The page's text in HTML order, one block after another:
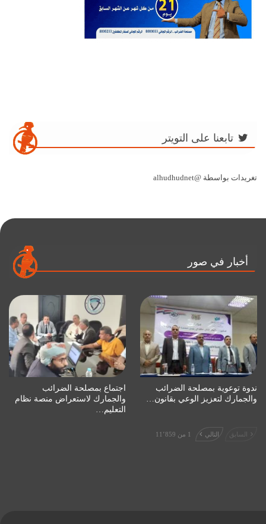
تابعنا على التويتر
تغريدات بواسطة @alhudhudnet
أخبار في صور
ندوة توعوية بمصلحة الضرائب
والجمارك لتعزيز الوعي بقانون…
اجتماع بمصلحة الضرائب
والجمارك لاستعراض منصة نظام
التعليم…
السابق التالي 1 من 11٬859